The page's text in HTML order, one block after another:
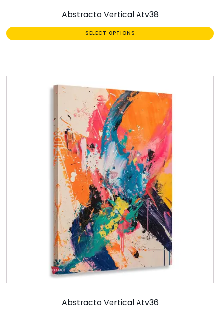
Abstracto Vertical Atv38
SELECT OPTIONS
Abstracto Vertical Atv36